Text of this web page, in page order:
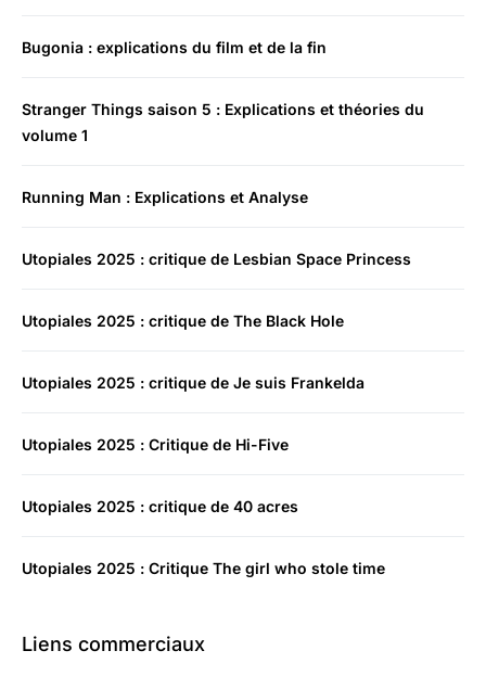
Bugonia : explications du film et de la fin
Stranger Things saison 5 : Explications et théories du
volume 1
Running Man : Explications et Analyse
Utopiales 2025 : critique de Lesbian Space Princess
Utopiales 2025 : critique de The Black Hole
Utopiales 2025 : critique de Je suis Frankelda
Utopiales 2025 : Critique de Hi-Five
Utopiales 2025 : critique de 40 acres
Utopiales 2025 : Critique The girl who stole time
Liens commerciaux